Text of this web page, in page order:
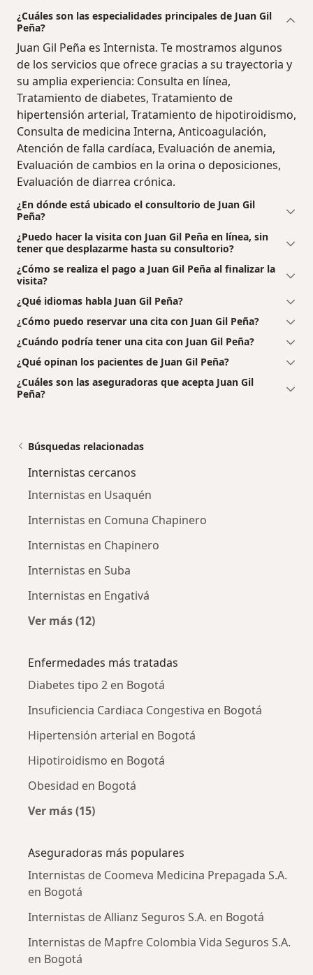
¿Cuáles son las especialidades principales de Juan Gil
Peña?
Juan Gil Peña es Internista. Te mostramos algunos
de los servicios que ofrece gracias a su trayectoria y
su amplia experiencia: Consulta en línea,
Tratamiento de diabetes, Tratamiento de
hipertensión arterial, Tratamiento de hipotiroidismo,
Consulta de medicina Interna, Anticoagulación,
Atención de falla cardíaca, Evaluación de anemia,
Evaluación de cambios en la orina o deposiciones,
Evaluación de diarrea crónica.
¿En dónde está ubicado el consultorio de Juan Gil
Peña?
¿Puedo hacer la visita con Juan Gil Peña en línea, sin
tener que desplazarme hasta su consultorio?
¿Cómo se realiza el pago a Juan Gil Peña al finalizar la
visita?
¿Qué idiomas habla Juan Gil Peña?
¿Cómo puedo reservar una cita con Juan Gil Peña?
¿Cuándo podría tener una cita con Juan Gil Peña?
¿Qué opinan los pacientes de Juan Gil Peña?
¿Cuáles son las aseguradoras que acepta Juan Gil
Peña?
Búsquedas relacionadas
Internistas cercanos
Internistas en Usaquén
Internistas en Comuna Chapinero
Internistas en Chapinero
Internistas en Suba
Internistas en Engativá
Ver más (12)
Enfermedades más tratadas
Diabetes tipo 2 en Bogotá
Insuficiencia Cardiaca Congestiva en Bogotá
Hipertensión arterial en Bogotá
Hipotiroidismo en Bogotá
Obesidad en Bogotá
Ver más (15)
Aseguradoras más populares
Internistas de Coomeva Medicina Prepagada S.A.
en Bogotá
Internistas de Allianz Seguros S.A. en Bogotá
Internistas de Mapfre Colombia Vida Seguros S.A.
en Bogotá